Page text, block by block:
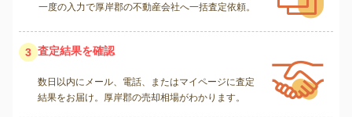
一度の入力で厚岸郡の不動産会社へ一括査定依頼。
3 査定結果を確認
数日以内にメール、電話、またはマイページに査定
結果をお届け。厚岸郡の売却相場がわかります。